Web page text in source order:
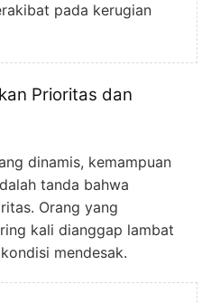
pada kerugian
Prioritas dan
dinamis, kemampuan
tanda bahwa
Orang yang
kali dianggap lambat
mendesak.